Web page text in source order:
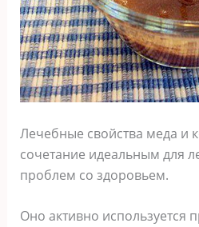
Лечебные свойства меда и
сочетание идеальным для
проблем со здоровьем.
Оно активно используется